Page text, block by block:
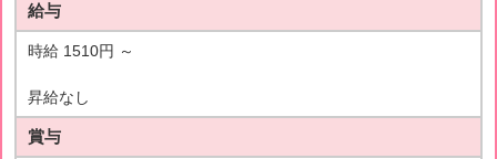
給与
時給 1510円 ～
昇給なし
賞与